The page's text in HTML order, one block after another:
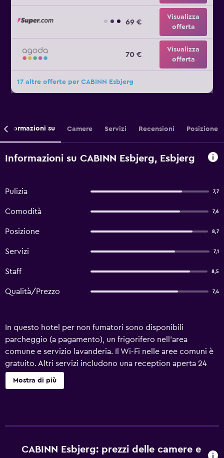
69 €
Visualizza
offerta
70 €
Visualizza
offerta
17 altre offerte per CABINN Esbjerg
Informazioni su Camere Servizi Recensioni Posizione
Informazioni su CABINN Esbjerg, Esbjerg
Pulizia 7,7
Comodità 7,6
Posizione 8,7
Servizi 7,1
Staff 8,5
Qualità/Prezzo 7,4
In questo hotel per non fumatori sono disponibili
parcheggio (a pagamento), un frigorifero nell'area
comune e servizio lavanderia. Il Wi-Fi nelle aree comuni è
gratuito. Altri servizi includono una reception aperta 24
ore su 24, una postazione PC e una TV nelle aree comuni. Il
servizio di pulizie è settimanale. CABINN Esbjerg Hotel
eseguite tutte le settimane.
Mostra di più
CABINN Esbjerg: prezzi delle camere e